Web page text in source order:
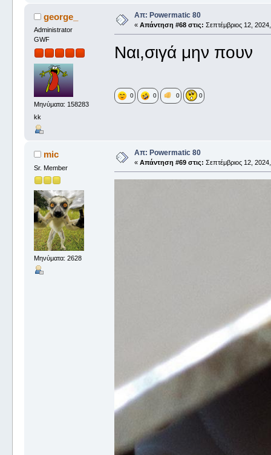
george_
Administrator
GWF
Μηνύματα: 158283
kk
Απ: Powermatic 80
« Απάντηση #68 στις: Σεπτέμβριος 12,
Ναι,σιγά μην πουν
0 0 0 0
mic
Sr. Member
Μηνύματα: 2628
Απ: Powermatic 80
« Απάντηση #69 στις: Σεπτέμβριος 12,